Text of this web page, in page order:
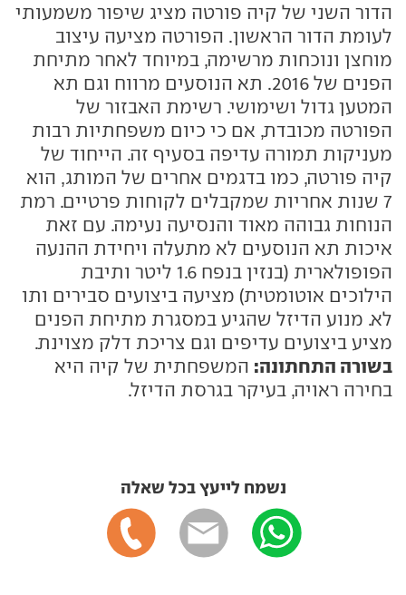
הדור השני של קיה פורטה מציג שיפור משמעותי
לעומת הדור הראשון. הפורטה מציעה עיצוב
מוחצן ונוכחות מרשימה, במיוחד לאחר מתיחת
הפנים של 2016. תא הנוסעים מרווח וגם תא
המטען גדול ושימושי. רשימת האבזור של
הפורטה מכובדת, אם כי כיום משפחתיות רבות
מעניקות תמורה עדיפה בסעיף זה. הייחוד של
קיה פורטה, כמו בדגמים אחרים של המותג, הוא
7 שנות אחריות שמקבלים לקוחות פרטיים. רמת
הנוחות גבוהה מאוד והנסיעה נעימה. עם זאת
איכות תא הנוסעים לא מתעלה ויחידת ההנעה
הפופולארית (בנזין בנפח 1.6 ליטר ותיבת
הילוכים אוטומטית) מציעה ביצועים סבירים ותו
לא. מנוע הדיזל שהגיע במסגרת מתיחת הפנים
מציע ביצועים עדיפים וגם צריכת דלק מצוינת.
בשורה התחתונה: המשפחתית של קיה היא
בחירה ראויה, בעיקר בגרסת הדיזל.
נשמח לייעץ בכל שאלה